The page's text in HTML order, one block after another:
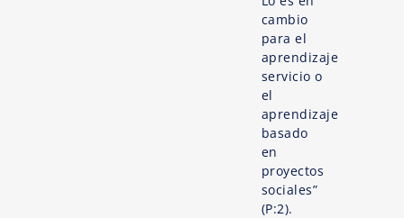
cambio
para el
aprendizaje
servicio o
el
aprendizaje
basado
en
proyectos
sociales”
(P:2).